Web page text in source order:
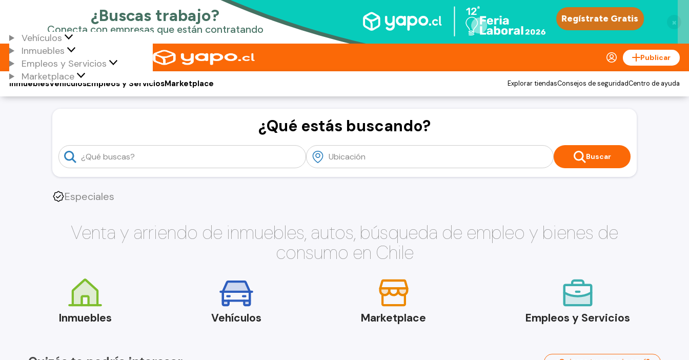
×
Vehículos
Inmuebles
Empleos y Servicios
Marketplace
Publicar
Vehículos
Inmuebles Empleos y ServiciosMarketplace Explorar tiendasConsejos de seguridadCentro de ayuda
¿Qué estás buscando?
Buscar
Especiales
Venta y arriendo de inmuebles, autos, búsqueda de empleo y bienes de
consumo en Chile
Inmuebles Vehículos Marketplace Empleos y Servicios